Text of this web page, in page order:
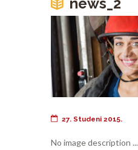
news_2
27. Studeni 2015.
No image description ...